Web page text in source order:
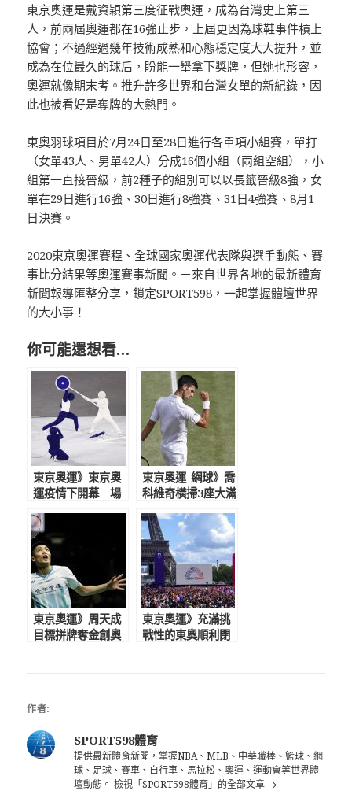
東京奧運是戴資穎第三度征戰奧運，成為台灣史上第三
人，前兩屆奧運都在16強止步，上屆更因為球鞋事件槓上
協會；不過經過幾年技術成熟和心態穩定度大大提升，並
成為在位最久的球后，盼能一舉拿下獎牌，但她也形容，
奧運就像期末考。推升許多世界和台灣女單的新紀錄，因
此也被看好是奪牌的大熱門。
東奧羽球項目於7月24日至28日進行各單項小組賽，單打
（女單43人、男單42人）分成16個小組（兩組空組），小
組第一直接晉級，前2種子的組別可以以長籤晉級8強，女
單在29日進行16強、30日進行8強賽、31日4強賽、8月1
日決賽。
2020東京奧運賽程、全球國家奧運代表隊與選手動態、賽
事比分結果等奧運賽事新聞。－來自世界各地的最新體育
新聞報導匯整分享，鎖定SPORT598 ，一起掌握體壇世界
的大小事！
你可能還想看…
東京奧運》東京奧
運疫情下開幕 場
變變變是唯一亮點
東京奧運-網球》喬
科維奇橫掃3座大滿
拼金滿貫機率剩五
成
東京奧運》周天成
目標拼牌奪金創奧
東京奧運》充滿挑
戰性的東奧順利閉
作者:
SPORT598體育
提供最新體育新聞，掌握NBA、MLB、中華職棒、籃球、網
球、足球、賽車、自行車、馬拉松、奧運、運動會等世界體
壇動態。檢視「SPORT598體育」的全部文章